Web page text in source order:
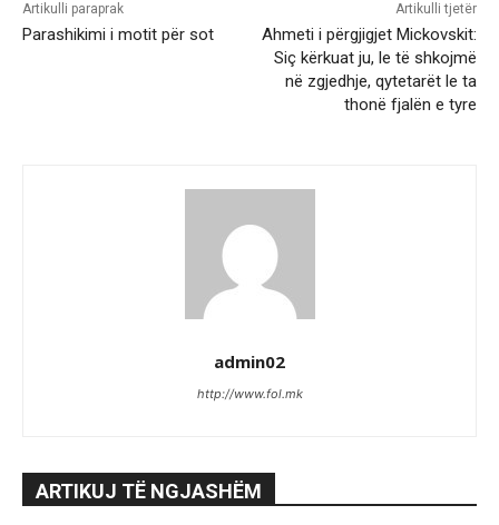
Artikulli paraprak
Parashikimi i motit për sot
Artikulli tjetër
Ahmeti i përgjigjet Mickovskit:
Siç kërkuat ju, le të shkojmë
në zgjedhje, qytetarët le ta
thonë fjalën e tyre
admin02
http://www.fol.mk
ARTIKUJ TË NGJASHËM